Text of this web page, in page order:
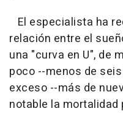
El especialista ha
relación entre el
una "curva en U", de
poco --menos de
exceso --más de
notable la